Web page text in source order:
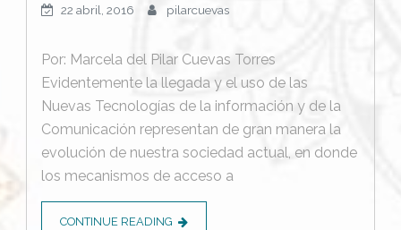
22 abril, 2016 pilarcuevas
Por: Marcela del Pilar Cuevas Torres
Evidentemente la llegada y el uso de las
Nuevas Tecnologías de la información y de la
Comunicación representan de gran manera la
evolución de nuestra sociedad actual, en donde
los mecanismos de acceso a
CONTINUE READING